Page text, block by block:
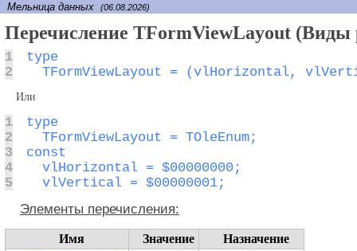
Мельница данных (06.08.2026)
Перечисление TFormViewLayout (Виды
1
2
TFormViewLayout = (vlHorizontal,
Или
1
2
3
4
5
  vlVertical = $00000001;
Элементы перечисления:
Имя Значение Назначение